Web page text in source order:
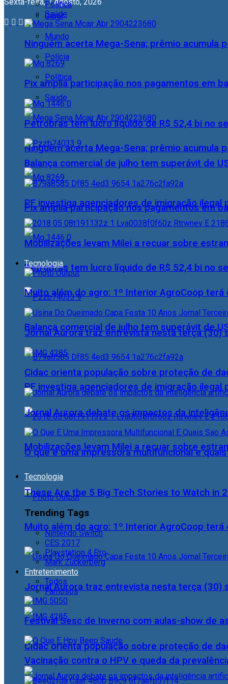
Geral
Mundo
Polícia
Política
Saúde
Ninguém acerta Mega-Sena; prêmio acumula
Pix amplia participação nos pagamentos em
Petrobras tem lucro líquido de R$ 52,4 bi no
Balança comercial de julho tem superávit de
PF investiga agenciadores de imigração ilegal
Mobilizações levam Milei a recuar sobre
Tecnologia
Muito além do agro: 1º Interior AgroCoop
Jornal Aurora traz entrevista nesta terça (30)
Cidac orienta população sobre proteção de
Política
Saúde
Ninguém acerta Mega-Sena; prêmio acumula
Pix amplia participação nos pagamentos em
Petrobras tem lucro líquido de R$ 52,4 bi no
Balança comercial de julho tem superávit de
PF investiga agenciadores de imigração ilegal
Mobilizações levam Milei a recuar sobre
Tecnologia
Muito além do agro: 1º Interior AgroCoop
Jornal Aurora traz entrevista nesta terça (30)
Cidac orienta população sobre proteção de
Jornal Aurora debate os impactos da
O que é uma impressora multifuncional e
These Are the 5 Big Tech Stories to Watch in
Trending Tags
Nintendo Switch
CES 2017
Playstation 4 Pro
Mark Zuckerberg
Entretenimento
Todos
Famosos
Festival Sesc de Inverno com aulas-show de
Vacinação contra o HPV e queda da